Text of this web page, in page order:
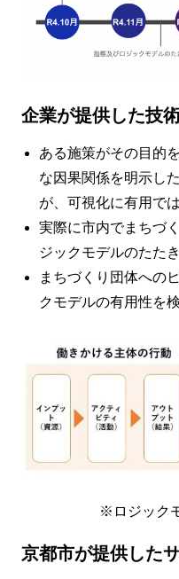
企業が提供した技
ある施策がその目的
な因果関係を明示し
が、可視化に有用で
実際に市内でまちづ
ジックモデルのたた
まちづくり団体への
クモデルの有用性を
※ロジック
京都市が提供した